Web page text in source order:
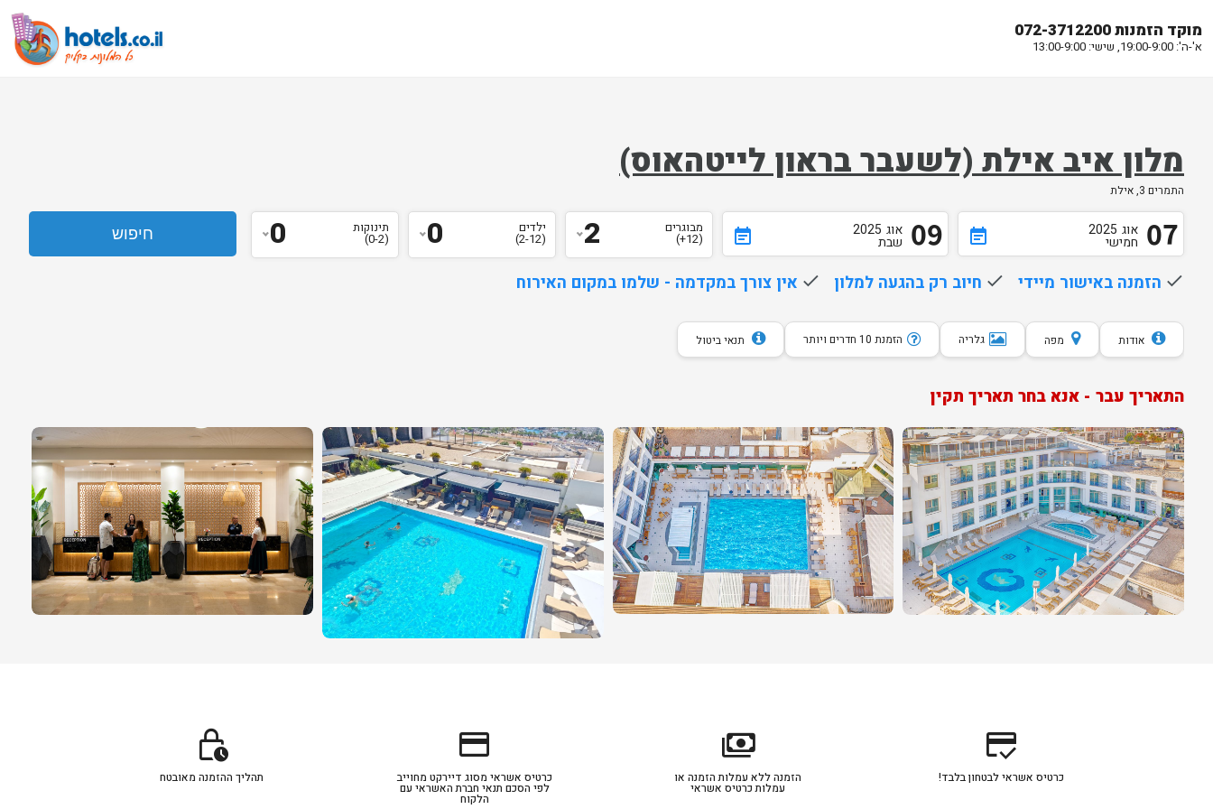
מוקד הזמנות 072-3712200
א'-ה': 19:00-9:00, שישי: 13:00-9:00
מלון איב אילת (לשעבר בראון לייטהאוס)
התמרים 3, אילת
event_note 07 אוג 2025
חמישי event_note 09 אוג 2025
שבת
מבוגרים
(12+)
2 ילדים
(2-12)
0 תינוקות
(0-2)
0
done הזמנה באישור מיידי done חיוב רק בהגעה למלון done אין צורך במקדמה - שלמו במקום האירוח
אודות מפה גלריה הזמנת 10 חדרים ויותר תנאי ביטול
התאריך עבר - אנא בחר תאריך תקין
credit_score
כרטיס אשראי לבטחון בלבד!
payments
הזמנה ללא עמלות הזמנה או
עמלות כרטיס אשראי
credit_card
כרטיס אשראי מסוג דיירקט מחוייב
לפי הסכם תנאי חברת האשראי עם
הלקוח
lock_clock
תהליך ההזמנה מאובטח